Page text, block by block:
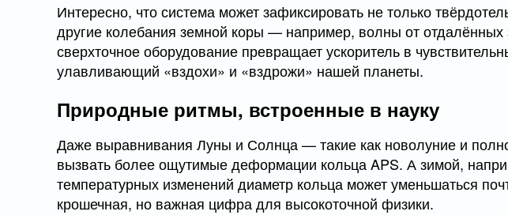
Интересно, что система может зафиксировать не только
другие колебания земной коры — например, волны от отдалённых
сверхточное оборудование превращает ускоритель в
улавливающий «вздохи» и «вздрожи» нашей планеты.
Природные ритмы, встроенные в науку
Даже выравнивания Луны и Солнца — такие как новолуние и
вызвать более ощутимые деформации кольца APS. А зимой,
температурных изменений диаметр кольца может уменьшаться
крошечная, но важная цифра для высокоточной физики.